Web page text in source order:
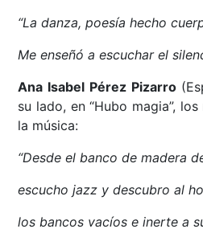
“La danza, poesía hecho
Me enseñó a escuchar el
Ana Isabel Pérez Pizarro
su lado, en “Hubo magia”,
la música:
“Desde el banco de madera
escucho jazz y descubro al
los bancos vacíos e inerte a